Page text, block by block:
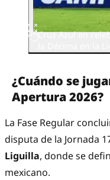
Cruz Azul en
¿Cuándo se
Apertura 2026?
La Fase Regular
disputa de la Jornada
Liguilla, donde se
mexicano.